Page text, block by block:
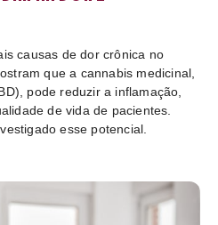
causas de dor crônica no
que a cannabis medicinal,
pode reduzir a inflamação,
de vida de pacientes.
esse potencial.